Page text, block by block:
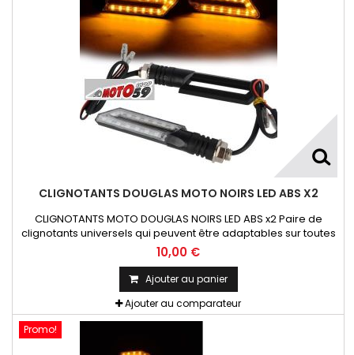
CLIGNOTANTS DOUGLAS MOTO NOIRS LED ABS X2
CLIGNOTANTS MOTO DOUGLAS NOIRS LED ABS x2 Paire de
clignotants universels qui peuvent être adaptables sur toutes
motos ou scooters
10,00 €
Ajouter au panier
Ajouter au comparateur
Promo!